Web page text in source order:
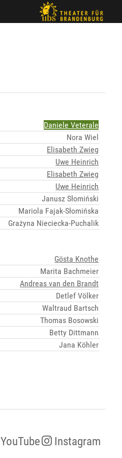
Daniele Veterale
Nora Wiel
Elisabeth Zwieg
Uwe Heinrich
Elisabeth Zwieg
Uwe Heinrich
Janusz Słomiński
Mariola Fajak-Słomińska
Grażyna Nieciecka-Puchalik
Gösta Knothe
Marita Bachmeier
Andreas van den Brandt
Detlef Völker
Waltraud Bartsch
Thomas Bosowski
Betty Dittmann
Jana Köhler
YouTube Instagram